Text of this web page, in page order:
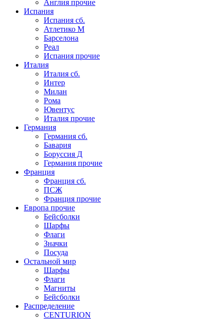
Англия прочие
Испания
Испания сб.
Атлетико М
Барселона
Реал
Испания прочие
Италия
Италия сб.
Интер
Милан
Рома
Ювентус
Италия прочие
Германия
Германия сб.
Бавария
Боруссия Д
Германия прочие
Франция
Франция сб.
ПСЖ
Франция прочие
Европа прочие
Бейсболки
Шарфы
Флаги
Значки
Посуда
Остальной мир
Шарфы
Флаги
Магниты
Бейсболки
Распределение
CENTURION